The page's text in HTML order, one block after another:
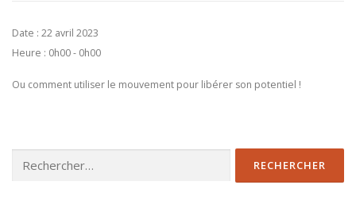
Date : 22 avril 2023
Heure : 0h00 - 0h00
Ou comment utiliser le mouvement pour libérer son potentiel !